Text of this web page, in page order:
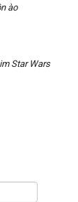
ào
Star Wars